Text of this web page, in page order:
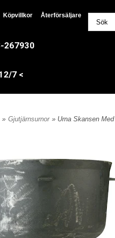
Köpvillkor
Återförsäljare
267930
7 <
» Gjutjärnsurnor » Urna Skansen